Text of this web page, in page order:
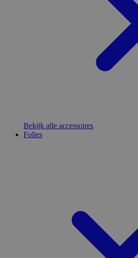
Bekijk alle accessoires
Folies